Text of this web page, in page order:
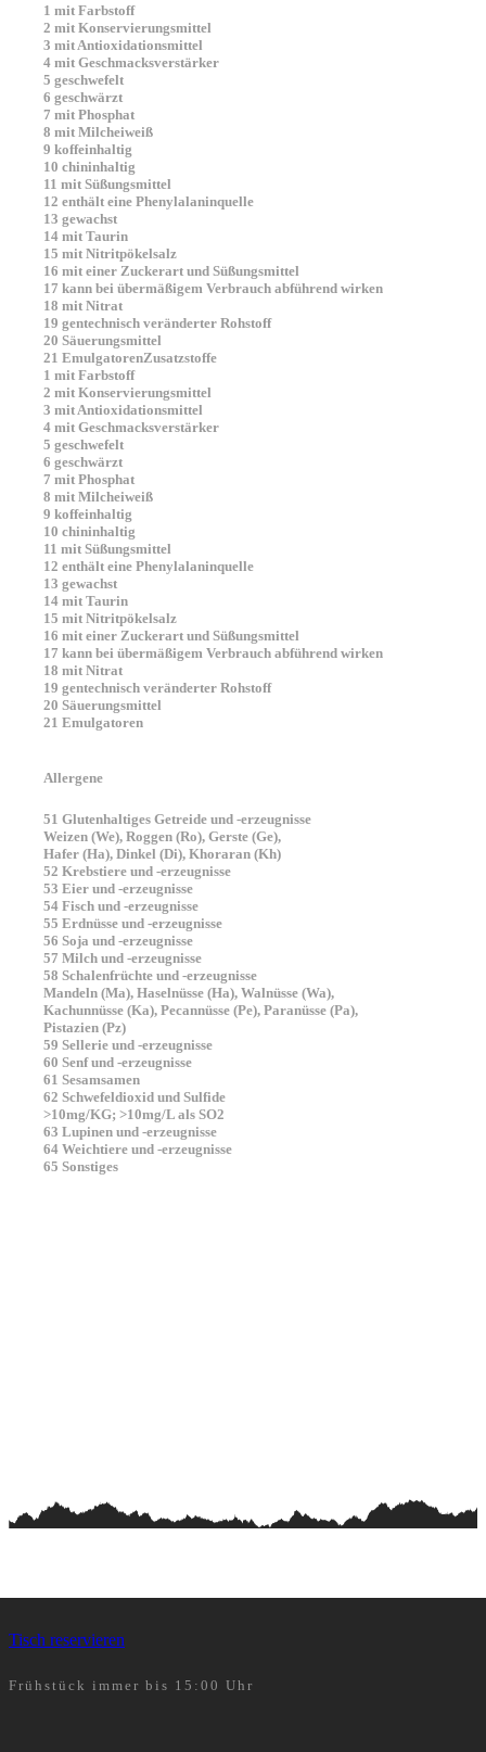
1 mit Farbstoff
2 mit Konservierungsmittel
3 mit Antioxidationsmittel
4 mit Geschmacksverstärker
5 geschwefelt
6 geschwärzt
7 mit Phosphat
8 mit Milcheiweiß
9 koffeinhaltig
10 chininhaltig
11 mit Süßungsmittel
12 enthält eine Phenylalaninquelle
13 gewachst
14 mit Taurin
15 mit Nitritpökelsalz
16 mit einer Zuckerart und Süßungsmittel
17 kann bei übermäßigem Verbrauch abführend wirken
18 mit Nitrat
19 gentechnisch veränderter Rohstoff
20 Säuerungsmittel
21 EmulgatorenZusatzstoffe
1 mit Farbstoff
2 mit Konservierungsmittel
3 mit Antioxidationsmittel
4 mit Geschmacksverstärker
5 geschwefelt
6 geschwärzt
7 mit Phosphat
8 mit Milcheiweiß
9 koffeinhaltig
10 chininhaltig
11 mit Süßungsmittel
12 enthält eine Phenylalaninquelle
13 gewachst
14 mit Taurin
15 mit Nitritpökelsalz
16 mit einer Zuckerart und Süßungsmittel
17 kann bei übermäßigem Verbrauch abführend wirken
18 mit Nitrat
19 gentechnisch veränderter Rohstoff
20 Säuerungsmittel
21 Emulgatoren
Allergene
51 Glutenhaltiges Getreide und -erzeugnisse
Weizen (We), Roggen (Ro), Gerste (Ge),
Hafer (Ha), Dinkel (Di), Khoraran (Kh)
52 Krebstiere und -erzeugnisse
53 Eier und -erzeugnisse
54 Fisch und -erzeugnisse
55 Erdnüsse und -erzeugnisse
56 Soja und -erzeugnisse
57 Milch und -erzeugnisse
58 Schalenfrüchte und -erzeugnisse
Mandeln (Ma), Haselnüsse (Ha), Walnüsse (Wa),
Kachunnüsse (Ka), Pecannüsse (Pe), Paranüsse (Pa),
Pistazien (Pz)
59 Sellerie und -erzeugnisse
60 Senf und -erzeugnisse
61 Sesamsamen
62 Schwefeldioxid und Sulfide
>10mg/KG; >10mg/L als SO2
63 Lupinen und -erzeugnisse
64 Weichtiere und -erzeugnisse
65 Sonstiges
Tisch reservieren
Frühstück immer bis 15:00 Uhr